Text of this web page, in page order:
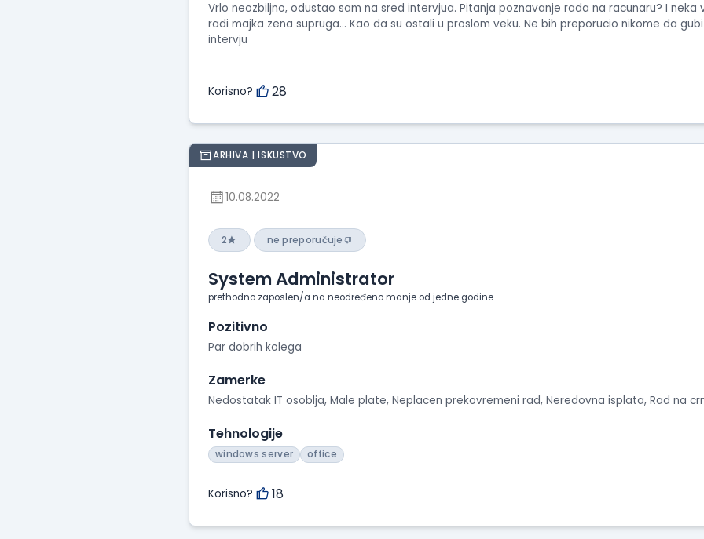
Vrlo neozbiljno, odustao sam na sred intervjua. Pitanja poznavanje rada na racunaru? I
radi majka zena supruga... Kao da su ostali u proslom veku. Ne bih preporucio nikome da
intervju
Korisno? 28
ARHIVA | ISKUSTVO
10.08.2022
2 ne preporučuje
System Administrator
prethodno zaposlen/a na neodređeno manje od jedne godine
Pozitivno
Par dobrih kolega
Zamerke
Nedostatak IT osoblja, Male plate, Neplacen prekovremeni rad, Neredovna isplata, Rad na
Tehnologije
windows server office
Korisno? 18